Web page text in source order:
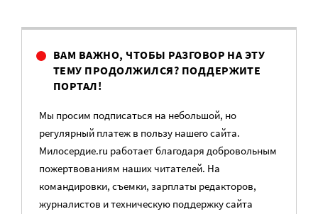
ВАМ ВАЖНО, ЧТОБЫ РАЗГОВОР НА ЭТУ
ТЕМУ ПРОДОЛЖИЛСЯ? ПОДДЕРЖИТЕ
ПОРТАЛ!
Мы просим подписаться на небольшой, но
регулярный платеж в пользу нашего сайта.
Милосердие.ru работает благодаря добровольным
пожертвованиям наших читателей. На
командировки, съемки, зарплаты редакторов,
журналистов и техническую поддержку сайта